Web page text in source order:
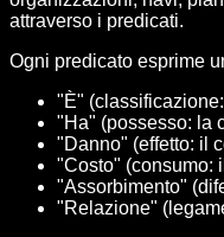
attraverso i predicati.
Ogni predicato esprime
"È"
"Ha" (possesso: la
"Danno" (effetto: il
"Costo" (consumo:
"Assorbimento"
"Relazione"